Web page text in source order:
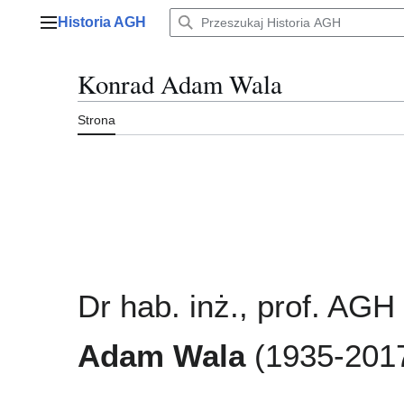
Menu główne
Historia AGH
Konrad Adam Wala
Strona
Dr hab. inż., prof. AGH
Adam Wala(1935-